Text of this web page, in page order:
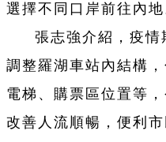
選擇不同口岸前往內地
張志強介紹，疫情
調整羅湖車站內結構
電梯、購票區位置等
改善人流順暢，便利